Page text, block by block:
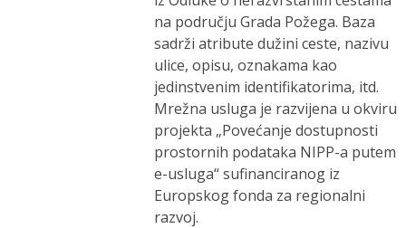
na području Grada Požega. Baza
sadrži atribute dužini ceste, nazivu
ulice, opisu, oznakama kao
jedinstvenim identifikatorima, itd.
Mrežna usluga je razvijena u okviru
projekta „Povećanje dostupnosti
prostornih podataka NIPP-a putem
e-usluga“ sufinanciranog iz
Europskog fonda za regionalni
razvoj.